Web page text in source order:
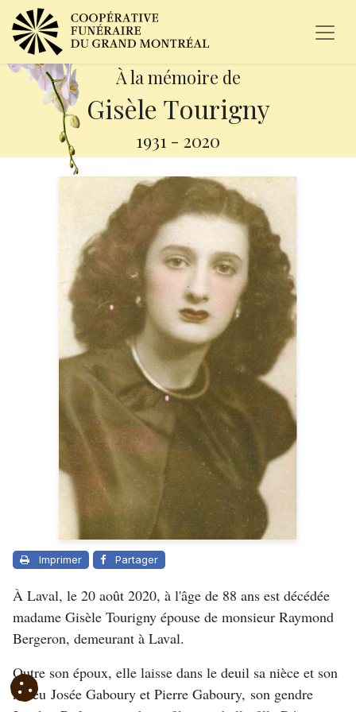
À la mémoire de
Gisèle Tourigny
1931 - 2020
Imprimer Partager
À Laval, le 20 août 2020, à l'âge de 88 ans est décédée
madame Gisèle Tourigny épouse de monsieur Raymond
Bergeron, demeurant à Laval.
Outre son époux, elle laisse dans le deuil sa nièce et son
neveu Josée Gaboury et Pierre Gaboury, son gendre